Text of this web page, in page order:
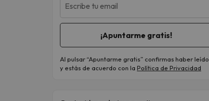
Escribe tu email
Al pulsar “Apuntarme gratis” confirmas haber leído
y estás de acuerdo con la Política de Privacidad